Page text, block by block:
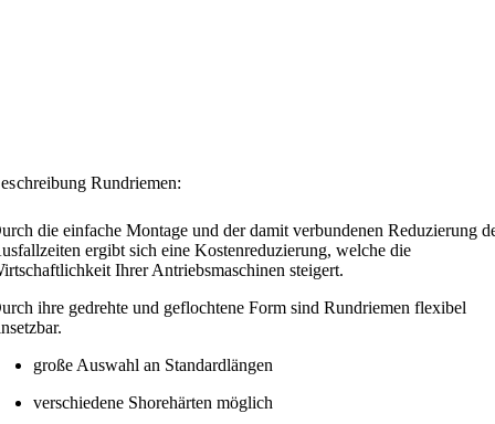
Rundriemen:
die einfache Montage und der damit verbundenen Reduzierung
ergibt sich eine Kostenreduzierung, welche die
Ihrer Antriebsmaschinen steigert.
ihre gedrehte und geflochtene Form sind Rundriemen flexibel
große Auswahl an Standardlängen
verschiedene Shorehärten möglich